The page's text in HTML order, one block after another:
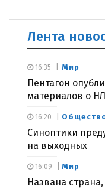
Лента
Мир
Пентагон
материалов о
16:35
Синоптики
на выходных
16:20
Мир
Названа
16:09